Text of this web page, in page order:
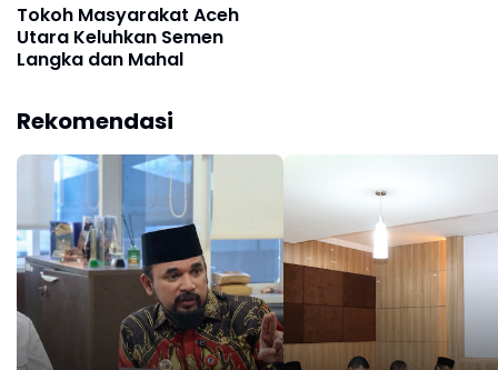
Tokoh Masyarakat Aceh
Utara Keluhkan Semen
Langka dan Mahal
Rekomendasi